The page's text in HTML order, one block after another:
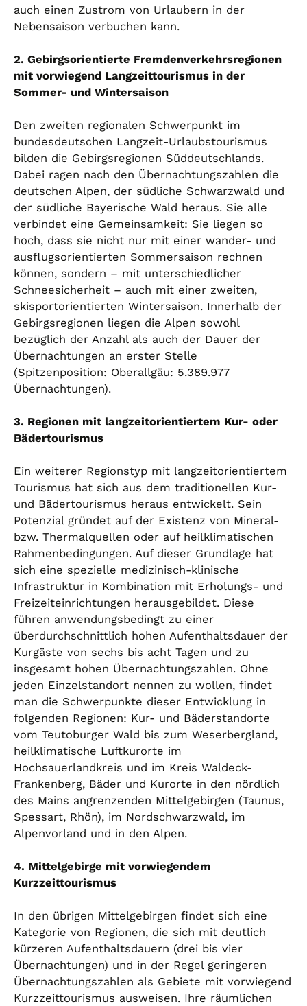
auch einen Zustrom von Urlaubern in der
Nebensaison verbuchen kann.
2. Gebirgsorientierte Fremdenverkehrsregionen
mit vorwiegend Langzeittourismus in der
Sommer- und Wintersaison
Den zweiten regionalen Schwerpunkt im
bundesdeutschen Langzeit-Urlaubstourismus
bilden die Gebirgsregionen Süddeutschlands.
Dabei ragen nach den Übernachtungszahlen die
deutschen Alpen, der südliche Schwarzwald und
der südliche Bayerische Wald heraus. Sie alle
verbindet eine Gemeinsamkeit: Sie liegen so
hoch, dass sie nicht nur mit einer wander- und
ausflugsorientierten Sommersaison rechnen
können, sondern – mit unterschiedlicher
Schneesicherheit – auch mit einer zweiten,
skisportorientierten Wintersaison. Innerhalb der
Gebirgsregionen liegen die Alpen sowohl
bezüglich der Anzahl als auch der Dauer der
Übernachtungen an erster Stelle
(Spitzenposition: Oberallgäu: 5.389.977
Übernachtungen).
3. Regionen mit langzeitorientiertem Kur- oder
Bädertourismus
Ein weiterer Regionstyp mit langzeitorientiertem
Tourismus hat sich aus dem traditionellen Kur-
und Bädertourismus heraus entwickelt. Sein
Potenzial gründet auf der Existenz von Mineral-
bzw. Thermalquellen oder auf heilklimatischen
Rahmenbedingungen. Auf dieser Grundlage hat
sich eine spezielle medizinisch-klinische
Infrastruktur in Kombination mit Erholungs- und
Freizeiteinrichtungen herausgebildet. Diese
führen anwendungsbedingt zu einer
überdurchschnittlich hohen Aufenthaltsdauer der
Kurgäste von sechs bis acht Tagen und zu
insgesamt hohen Übernachtungszahlen. Ohne
jeden Einzelstandort nennen zu wollen, findet
man die Schwerpunkte dieser Entwicklung in
folgenden Regionen: Kur- und Bäderstandorte
vom Teutoburger Wald bis zum Weserbergland,
heilklimatische Luftkurorte im
Hochsauerlandkreis und im Kreis Waldeck-
Frankenberg, Bäder und Kurorte in den nördlich
des Mains angrenzenden Mittelgebirgen (Taunus,
Spessart, Rhön), im Nordschwarzwald, im
Alpenvorland und in den Alpen.
4. Mittelgebirge mit vorwiegendem
Kurzzeittourismus
In den übrigen Mittelgebirgen findet sich eine
Kategorie von Regionen, die sich mit deutlich
kürzeren Aufenthaltsdauern (drei bis vier
Übernachtungen) und in der Regel geringeren
Übernachtungszahlen als Gebiete mit vorwiegend
Kurzzeittourismus ausweisen. Ihre räumlichen